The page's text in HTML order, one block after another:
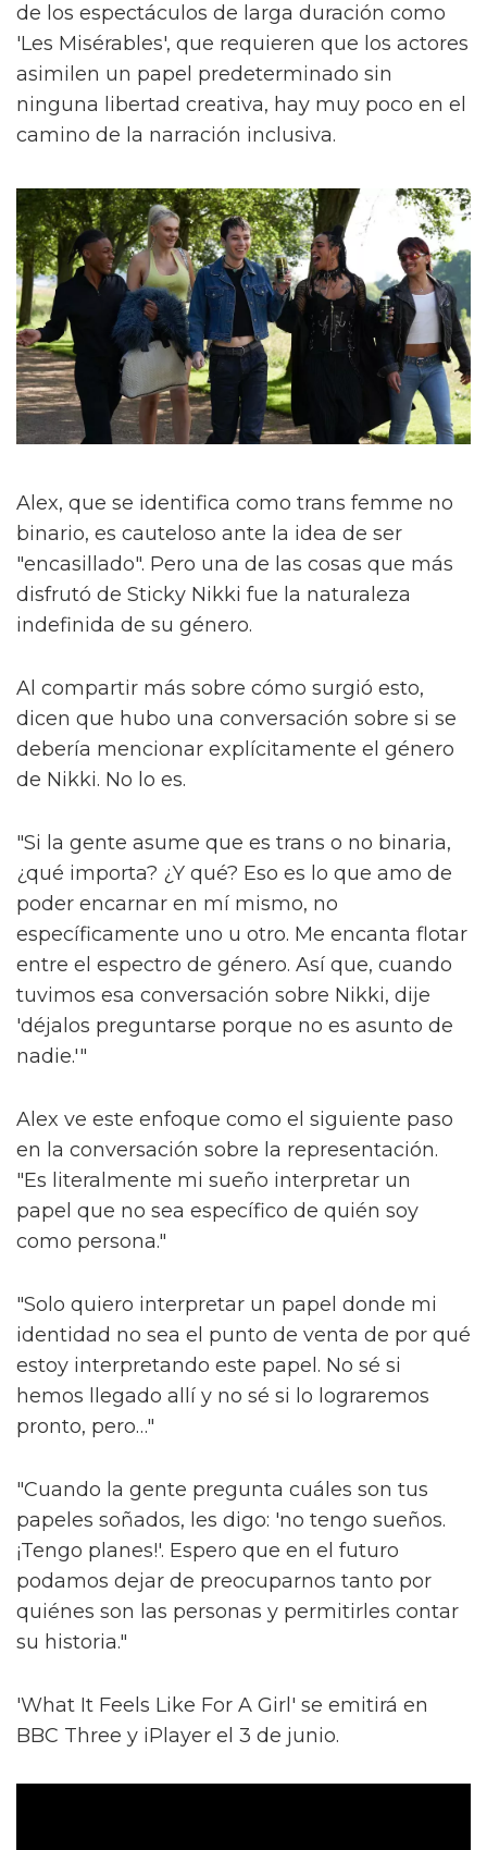
de los espectáculos de larga duración como
'Les Misérables', que requieren que los actores
asimilen un papel predeterminado sin
ninguna libertad creativa, hay muy poco en el
camino de la narración inclusiva.
Alex, que se identifica como trans femme no
binario, es cauteloso ante la idea de ser
"encasillado". Pero una de las cosas que más
disfrutó de Sticky Nikki fue la naturaleza
indefinida de su género.
Al compartir más sobre cómo surgió esto,
dicen que hubo una conversación sobre si se
debería mencionar explícitamente el género
de Nikki. No lo es.
"Si la gente asume que es trans o no binaria,
¿qué importa? ¿Y qué? Eso es lo que amo de
poder encarnar en mí mismo, no
específicamente uno u otro. Me encanta flotar
entre el espectro de género. Así que, cuando
tuvimos esa conversación sobre Nikki, dije
'déjalos preguntarse porque no es asunto de
nadie.'"
Alex ve este enfoque como el siguiente paso
en la conversación sobre la representación.
"Es literalmente mi sueño interpretar un
papel que no sea específico de quién soy
como persona."
"Solo quiero interpretar un papel donde mi
identidad no sea el punto de venta de por qué
estoy interpretando este papel. No sé si
hemos llegado allí y no sé si lo lograremos
pronto, pero…"
"Cuando la gente pregunta cuáles son tus
papeles soñados, les digo: 'no tengo sueños.
¡Tengo planes!'. Espero que en el futuro
podamos dejar de preocuparnos tanto por
quiénes son las personas y permitirles contar
su historia."
'What It Feels Like For A Girl' se emitirá en
BBC Three y iPlayer el 3 de junio.